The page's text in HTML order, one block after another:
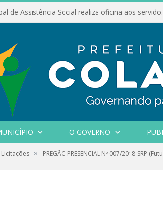
Conselho
O GOVERNO
Licitações » PREGÃO PRESENCIAL Nº 007/2018-SRP